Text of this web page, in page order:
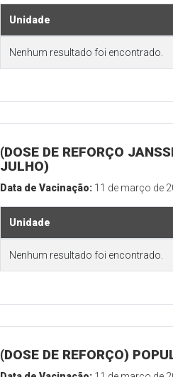
Unidade
Nenhum resultado foi encontrado.
(DOSE DE REFORÇO
JULHO)
Data de Vacinação: 11 de março de
Unidade
Nenhum resultado foi encontrado.
(DOSE DE REFORÇO)